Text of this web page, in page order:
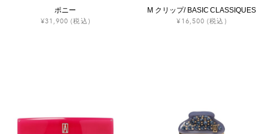
ポニー
¥31,900 (税込)
M クリップ/ BASIC CLASSIQUES
¥16,500 (税込)